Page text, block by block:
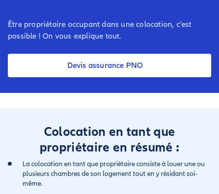
Être propriétaire occupant dans une colocation, c’est
possible ! On vous explique tout.
Devis assurance PNO
Colocation en tant que
propriétaire en résumé :
La colocation en tant que propriétaire consiste à louer une ou
plusieurs chambres de son logement tout en y résidant soi-
même.